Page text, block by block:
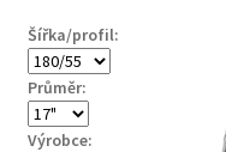
Šířka/profil:
Průměr:
Výrobce: